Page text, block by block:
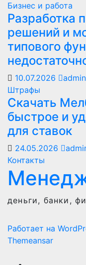
Бизнес и работа
Разработка
решений и
типового
10.07.2026
admin
Штрафы
Скачать
быстрое и
для ставок
24.05.2026
Контакты
деньги, банки,
Работает на
Themeansar